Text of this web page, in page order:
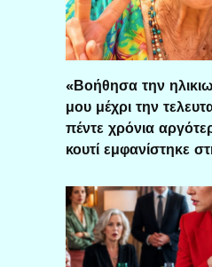
«Βοήθησα την
μου μέχρι την
πέντε χρόνια
κουτί εμφανίστηκε